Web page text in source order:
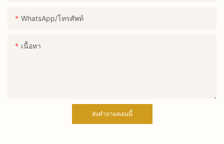
WhatsApp/โทรศัพท์
เนื้อหา
ส่งคำถามตอนนี้